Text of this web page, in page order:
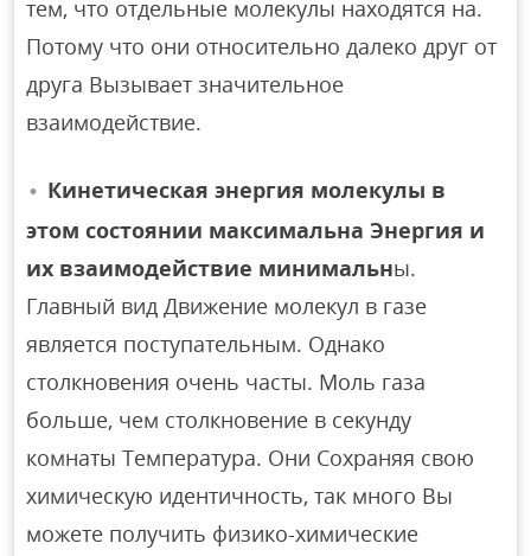
тем, что отдельные молекулы находятся на.
Потому что они относительно далеко друг от
друга Вызывает значительное
взаимодействие.
Кинетическая энергия молекулы в
этом состоянии максимальна Энергия и
их взаимодействие минимальны.
Главный вид Движение молекул в газе
является поступательным. Однако
столкновения очень часты. Моль газа
больше, чем столкновение в секунду
комнаты Температура. Они Сохраняя свою
химическую идентичность, так много Вы
можете получить физико-химические